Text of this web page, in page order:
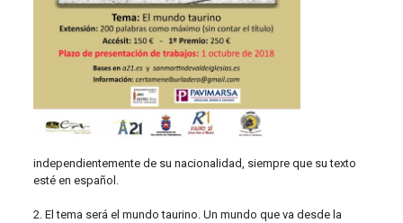
independientemente de su nacionalidad, siempre que su texto
esté en español.
2. El tema será el mundo taurino. Un mundo que va desde la